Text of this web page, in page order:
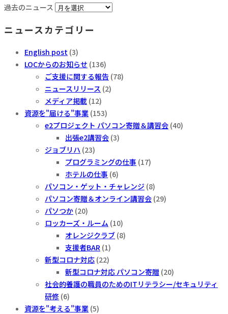
過去のニュース
ニュースカテゴリー
English post (3)
LOCからのお知らせ (136)
ご支援に関する報告 (78)
ニュースリリース (2)
メディア掲載 (12)
資源を"届ける"事業 (153)
e2プロジェクト パソコン寄贈＆講習会 (40)
出張e2講習会 (3)
ジョブリハ (23)
プログラミングの仕事 (17)
ホテルの仕事 (6)
パソコン・ゲット・チャレンジ (8)
パソコン寄贈＆オンライン講習会 (29)
パソつか (20)
ロッカーズ・ルーム (10)
オレンジクラブ (8)
支援者BAR (1)
新型コロナ対応 (22)
新型コロナ対応 パソコン寄贈 (20)
社会的養護の職員のためのITリテラシー/セキュリティ
研修 (6)
資源を"考える"事業 (5)